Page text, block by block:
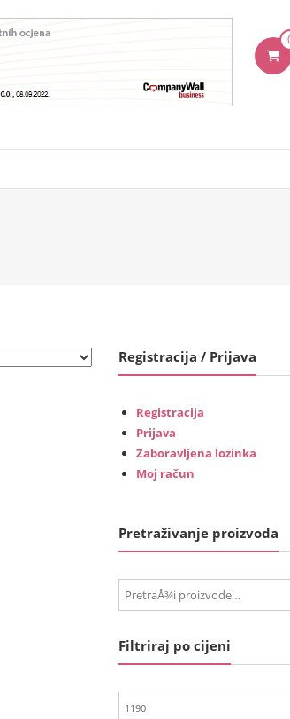
Registracija / Prijava
Registracija
Prijava
Zaboravljena lozinka
Moj račun
Pretraživanje proizvoda
PretraÅ¾i:
Filtriraj po cijeni
Min